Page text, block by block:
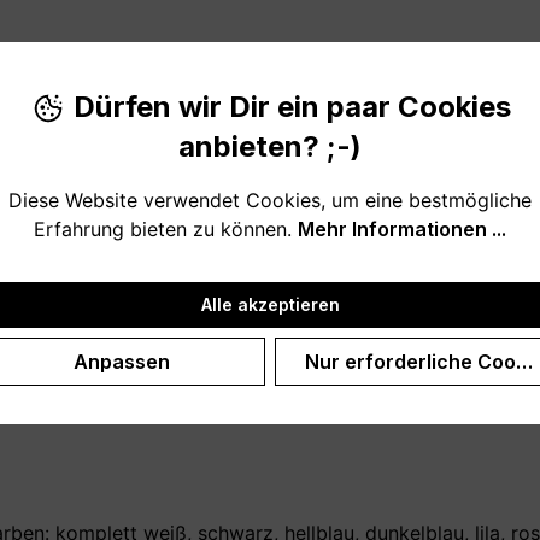
dem Wörterbuch (optional mit eigenem Namen bzw.
sie zu haben. Der Kaffeebecher ist in unserem Shop
um sich bei deinen Geschwistern zu bedanken.
komplett weiß, schwarz, hellblau, dunkelblau, lila,
Dürfen wir Dir ein paar Cookies
anbieten? ;-)
Diese Website verwendet Cookies, um eine bestmögliche
Erfahrung bieten zu können. Mehr Informationen ...
Alle akzeptieren
Anpassen Nur erforderliche